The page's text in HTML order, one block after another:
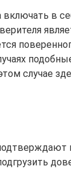
в
случае